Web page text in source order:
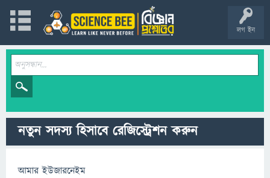
লগ ইন
নতুন সদস্য হিসাবে রেজিস্ট্রেশন করুন
আমার ইউজারনেইম